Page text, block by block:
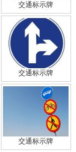
交通标示牌
交通标示牌
交通标示牌